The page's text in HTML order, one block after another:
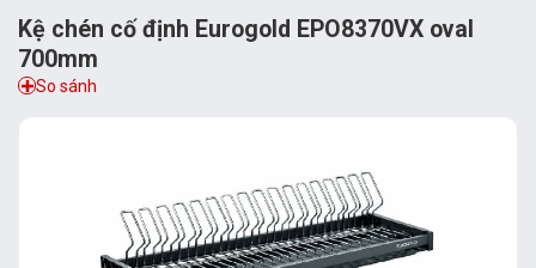
Kệ chén cố định Eurogold EPO8370VX oval
700mm
So sánh